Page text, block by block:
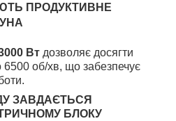
ЗАВДАЄТЬСЯ
БЛОКУ
Вт дозволяє досягти
6500 об/хв, що забезпечує
ПРОДУКТИВНЕ